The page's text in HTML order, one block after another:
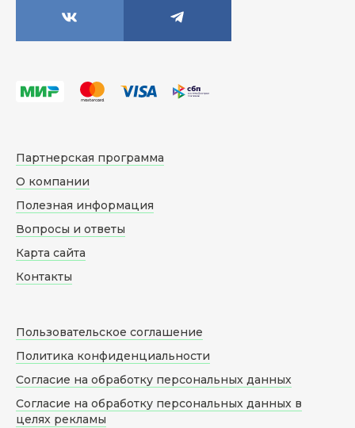
Партнерская программа
О компании
Полезная информация
Вопросы и ответы
Карта сайта
Контакты
Пользовательское соглашение
Политика конфиденциальности
Согласие на обработку персональных данных
Согласие на обработку персональных данных в
целях рекламы